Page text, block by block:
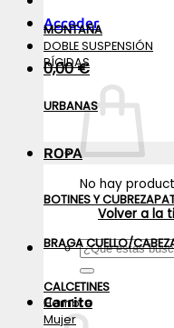
Acceder
0,00€
No hay
Volver a la
Buscar
por:
Carrito
MONTAÑA
DOBLE SUSPENSIÓN
RÍGIDAS
URBANAS
ROPA
BOTINES Y
BRAGA CUELLO/
CALCETINES
Hombre
Mujer